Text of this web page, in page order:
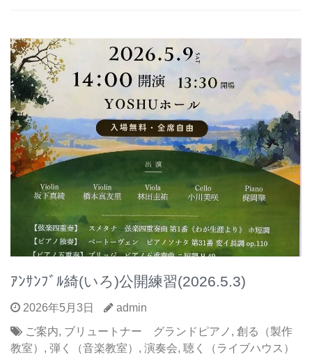
ｱﾝｻﾝﾌﾞﾙ綺(いろ)公開練習(2026.5.3)
2026年5月3日
admin
ご案内, ブリュートナー グランドピアノ , 創る（製作
教室） , 弾く（音楽教室） , 演奏会, 聴く（ライブハウス）